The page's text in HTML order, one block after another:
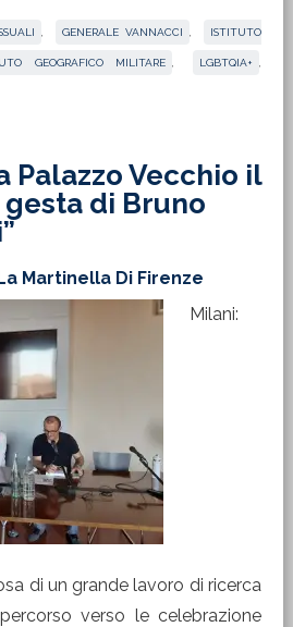
GENERALE VANNACCI ISTITUTO
GEOGRAFICO MILITARE LGBTQIA+
Palazzo Vecchio il
di Bruno
Martinella Di Firenze
Milani:
di un grande lavoro di ricerca
verso le celebrazione